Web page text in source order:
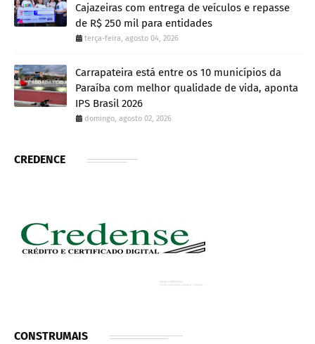
Cajazeiras com entrega de veículos e repasse
de R$ 250 mil para entidades
terça-feira, agosto 04, 2026
Carrapateira está entre os 10 municípios da
Paraíba com melhor qualidade de vida, aponta
IPS Brasil 2026
domingo, agosto 02, 2026
CREDENCE
CONSTRUMAIS